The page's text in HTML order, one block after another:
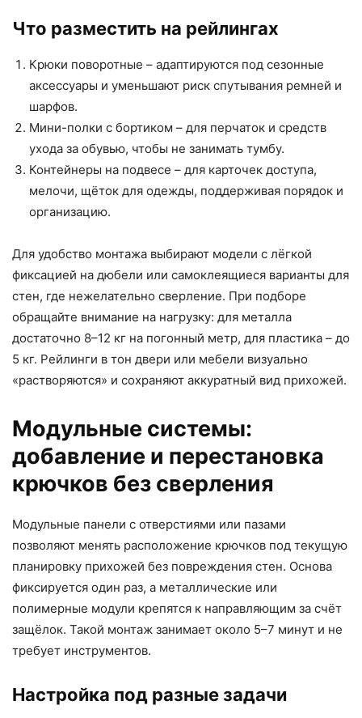
Что разместить на рейлингах
Крюки поворотные – адаптируются под сезонные
аксессуары и уменьшают риск спутывания ремней и
шарфов.
Мини-полки с бортиком – для перчаток и средств
ухода за обувью, чтобы не занимать тумбу.
Контейнеры на подвесе – для карточек доступа,
мелочи, щёток для одежды, поддерживая порядок и
организацию.
Для удобство монтажа выбирают модели с лёгкой
фиксацией на дюбели или самоклеящиеся варианты для
стен, где нежелательно сверление. При подборе
обращайте внимание на нагрузку: для металла
достаточно 8–12 кг на погонный метр, для пластика – до
5 кг. Рейлинги в тон двери или мебели визуально
«растворяются» и сохраняют аккуратный вид прихожей.
Модульные системы:
добавление и перестановка
крючков без сверления
Модульные панели с отверстиями или пазами
позволяют менять расположение крючков под текущую
планировку прихожей без повреждения стен. Основа
фиксируется один раз, а металлические или
полимерные модули крепятся к направляющим за счёт
защёлок. Такой монтаж занимает около 5–7 минут и не
требует инструментов.
Настройка под разные задачи